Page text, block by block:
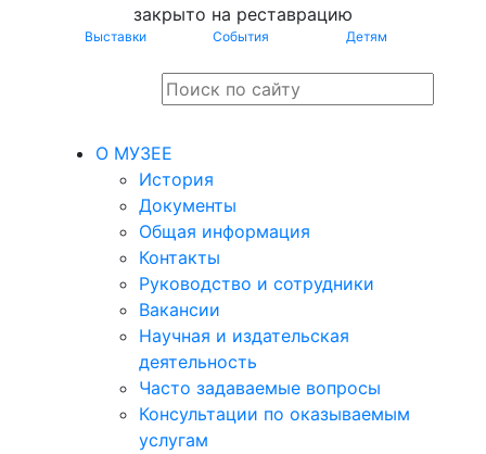
закрыто на реставрацию
Выставки События Детям
О МУЗЕЕ
История
Документы
Общая информация
Контакты
Руководство и сотрудники
Вакансии
Научная и издательская
деятельность
Часто задаваемые вопросы
Консультации по оказываемым
услугам